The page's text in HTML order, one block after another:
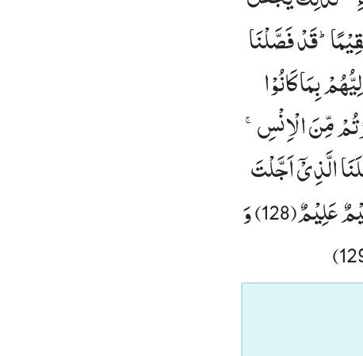
قَدْ فَصَّلْنَا
بِمَا كَانُوْا
مِّنَ الْاِنْسِۚ-
الَّذِیْۤ اَجَّلْتَ
وَ